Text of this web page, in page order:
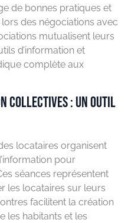
de bonnes pratiques et
des négociations avec
mutualisent leurs
d’information et
complète aux
collectives : un outil
locataires organisent
pour
séances représentent
les locataires sur leurs
facilitent la création
les habitants et les